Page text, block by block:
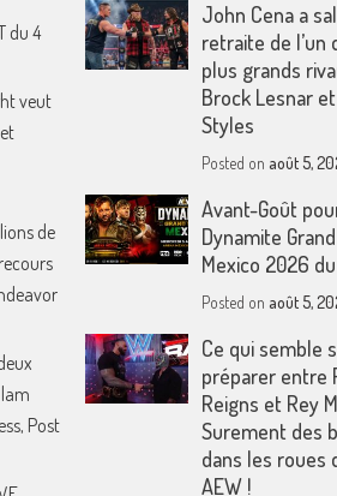
du 4
veut
de
Post
John Cena a
retraite de l’un
plus grands
Brock Lesnar
Styles
Posted on août 5,
Avant-Goût
Dynamite
Mexico 2026
Posted on août 5,
Ce qui semble
préparer entre
Reigns et Rey
Surement des
dans les roues
AEW !